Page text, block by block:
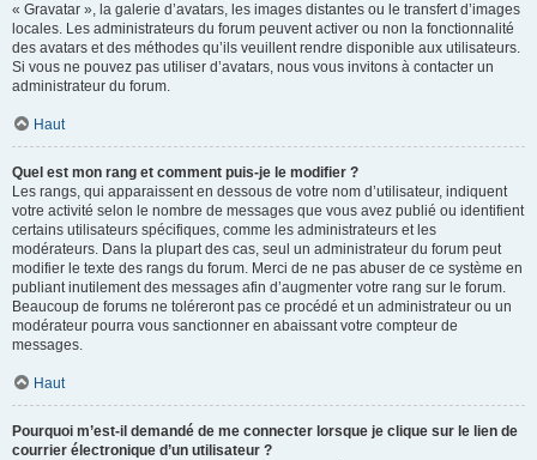
« Gravatar », la galerie d’avatars, les images distantes ou le transfert d’images
locales. Les administrateurs du forum peuvent activer ou non la fonctionnalité
des avatars et des méthodes qu’ils veuillent rendre disponible aux utilisateurs.
Si vous ne pouvez pas utiliser d’avatars, nous vous invitons à contacter un
administrateur du forum.
Haut
Quel est mon rang et comment puis-je le modifier ?
Les rangs, qui apparaissent en dessous de votre nom d’utilisateur, indiquent
votre activité selon le nombre de messages que vous avez publié ou identifient
certains utilisateurs spécifiques, comme les administrateurs et les
modérateurs. Dans la plupart des cas, seul un administrateur du forum peut
modifier le texte des rangs du forum. Merci de ne pas abuser de ce système en
publiant inutilement des messages afin d’augmenter votre rang sur le forum.
Beaucoup de forums ne toléreront pas ce procédé et un administrateur ou un
modérateur pourra vous sanctionner en abaissant votre compteur de
messages.
Haut
Pourquoi m’est-il demandé de me connecter lorsque je clique sur le lien de
courrier électronique d’un utilisateur ?